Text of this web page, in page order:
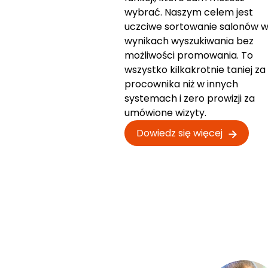
wybrać. Naszym celem jest
uczciwe sortowanie salonów w
wynikach wyszukiwania bez
możliwości promowania. To
wszystko kilkakrotnie taniej za
procownika niż w innych
systemach i zero prowizji za
umówione wizyty.
Dowiedz się więcej